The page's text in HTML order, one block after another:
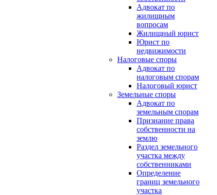
Адвокат по
жилищным
вопросам
Жилищный юрист
Юрист по
недвижимости
Налоговые споры
Адвокат по
налоговым спорам
Налоговый юрист
Земельные споры
Адвокат по
земельным спорам
Признание права
собственности на
землю
Раздел земельного
участка между
собственниками
Определение
границ земельного
участка